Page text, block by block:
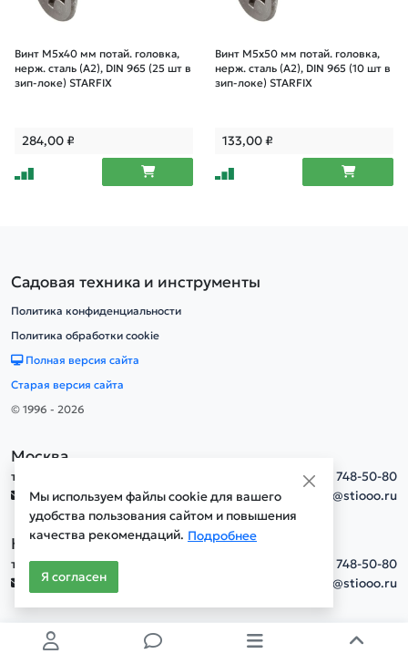
Винт М5х40 мм потай. головка,
нерж. сталь (A2), DIN 965 (25 шт в
зип-локе) STARFIX
284,00₽
Винт М5х50 мм потай. головка,
нерж. сталь (A2), DIN 965 (10 шт в
зип-локе) STARFIX
133,00₽
Мы используем файлы cookie для вашего
удобства пользования сайтом и повышения
качества рекомендаций. Подробнее
Я согласен
Садовая техника и инструменты
Политика конфиденциальности
Политика обработки cookie
Полная версия сайта
Старая версия сайта
© 1996 - 2026
Москва
тел.
+7(495) 748-50-80
info@stiooo.ru
Новосибирск
тел.
+7(495) 748-50-80
info@stiooo.ru